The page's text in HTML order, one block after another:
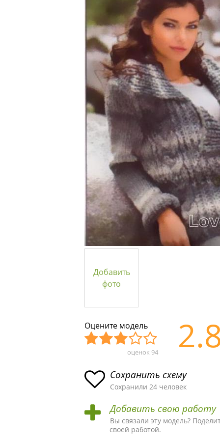
Добавить
фото
Оцените модель
асн
ая
ма
пло
хая
ма
ыч
ная
ма
Хор
ая
ма
Отл
ая
ма!
оценок 94
Сохранить схему
Сохранили 24 человек
Добавить свою работу
Вы связали эту модель?
своей работой.